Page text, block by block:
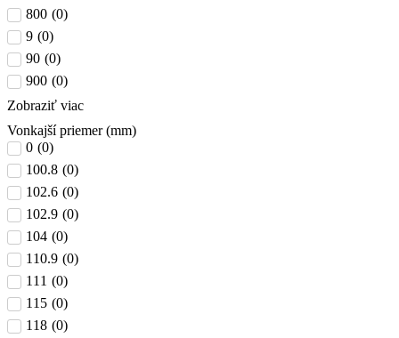
800 (0)
9 (0)
90 (0)
900 (0)
Zobraziť viac
Vonkajší priemer (mm)
0 (0)
100.8 (0)
102.6 (0)
102.9 (0)
104 (0)
110.9 (0)
111 (0)
115 (0)
118 (0)